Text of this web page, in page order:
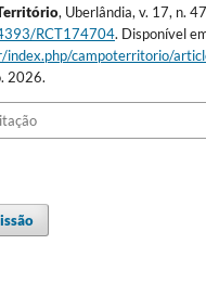
, Uberlândia, v. 17, n.
RCT174704. Disponível
index.php/campoterritorio/
2026.